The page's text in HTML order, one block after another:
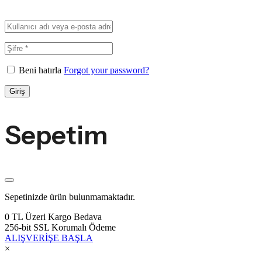
Beni hatırla Forgot your password?
Giriş
Sepetim
Sepetinizde ürün bulunmamaktadır.
0 TL Üzeri Kargo Bedava
256-bit SSL Korumalı Ödeme
ALIŞVERİŞE BAŞLA
×